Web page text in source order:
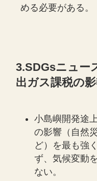
める必要がある。
3.SDGsニュー
出ガス課税の
小島嶼開発途
の影響（自然
ど）を最も強
ず、気候変動
ない。